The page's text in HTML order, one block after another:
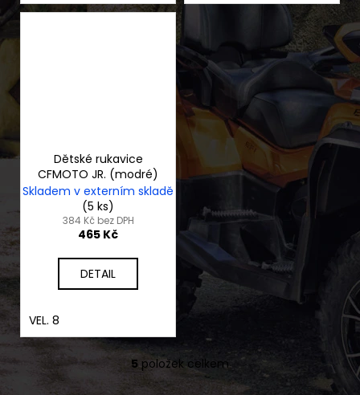
Dětské rukavice
CFMOTO JR. (modré)
Skladem v externím skladě
(5 ks)
384 Kč bez DPH
465 Kč
DETAIL
VEL. 8
O
5 položek celkem